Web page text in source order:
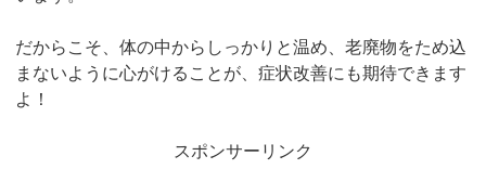
だからこそ、体の中からしっかりと温め、老廃物をため込
まないように心がけることが、症状改善にも期待できます
よ！
スポンサーリンク